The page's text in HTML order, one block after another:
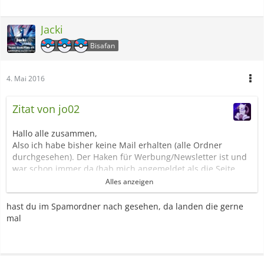
Jacki
Bisafan
4. Mai 2016
Zitat von jo02
Hallo alle zusammen,
Also ich habe bisher keine Mail erhalten (alle Ordner
durchgesehen). Der Haken für Werbung/Newsletter ist und
war schon immer da (hab mich angemeldet als die Seite
noch in den Kinderschuhen war).
Ich weiß es kann dauern bis die Mail kommt (ja, ich lese mit
;) ), aber ich habe das ganze Jahr noch keinen Newsletter
bekommen.
Alles anzeigen
hast du im Spamordner nach gesehen, da landen die gerne
mal